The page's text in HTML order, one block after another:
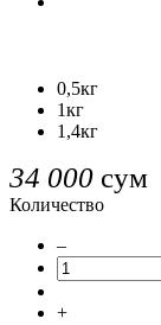
0,5кг
1кг
1,4кг
34 000 сум
Количество
–
+